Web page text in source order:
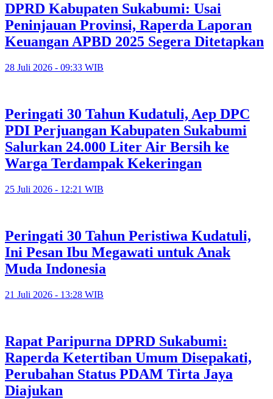
DPRD Kabupaten Sukabumi: Usai
Peninjauan Provinsi, Raperda Laporan
Keuangan APBD 2025 Segera Ditetapkan
28 Juli 2026 - 09:33 WIB
Peringati 30 Tahun Kudatuli, Aep DPC
PDI Perjuangan Kabupaten Sukabumi
Salurkan 24.000 Liter Air Bersih ke
Warga Terdampak Kekeringan
25 Juli 2026 - 12:21 WIB
Peringati 30 Tahun Peristiwa Kudatuli,
Ini Pesan Ibu Megawati untuk Anak
Muda Indonesia
21 Juli 2026 - 13:28 WIB
Rapat Paripurna DPRD Sukabumi:
Raperda Ketertiban Umum Disepakati,
Perubahan Status PDAM Tirta Jaya
Diajukan